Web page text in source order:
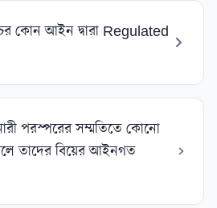
কোন আইন দ্বারা Regulated
পরস্পরের সম্মতিতে কোনো
তাদের বিয়ের আইনগত